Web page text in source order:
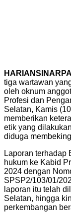
tiga wartawan
oleh oknum
Profesi dan
Selatan, Kamis
memberikan
etik yang
diduga
Laporan terhadap
hukum ke Kabid
2024 dengan
SPSP2/103/01/
laporan itu telah
Selatan, hingga
perkembangan